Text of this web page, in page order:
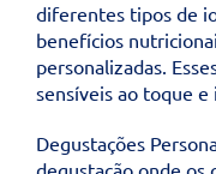
diferentes tipos de
benefícios
personalizadas.
sensíveis ao toque
Degustações